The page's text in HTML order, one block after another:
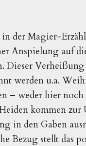
der Magier-
Anspielung auf
Dieser
werden u.a.
– weder hier
kommen
in den Gaben
Bezug stellt das